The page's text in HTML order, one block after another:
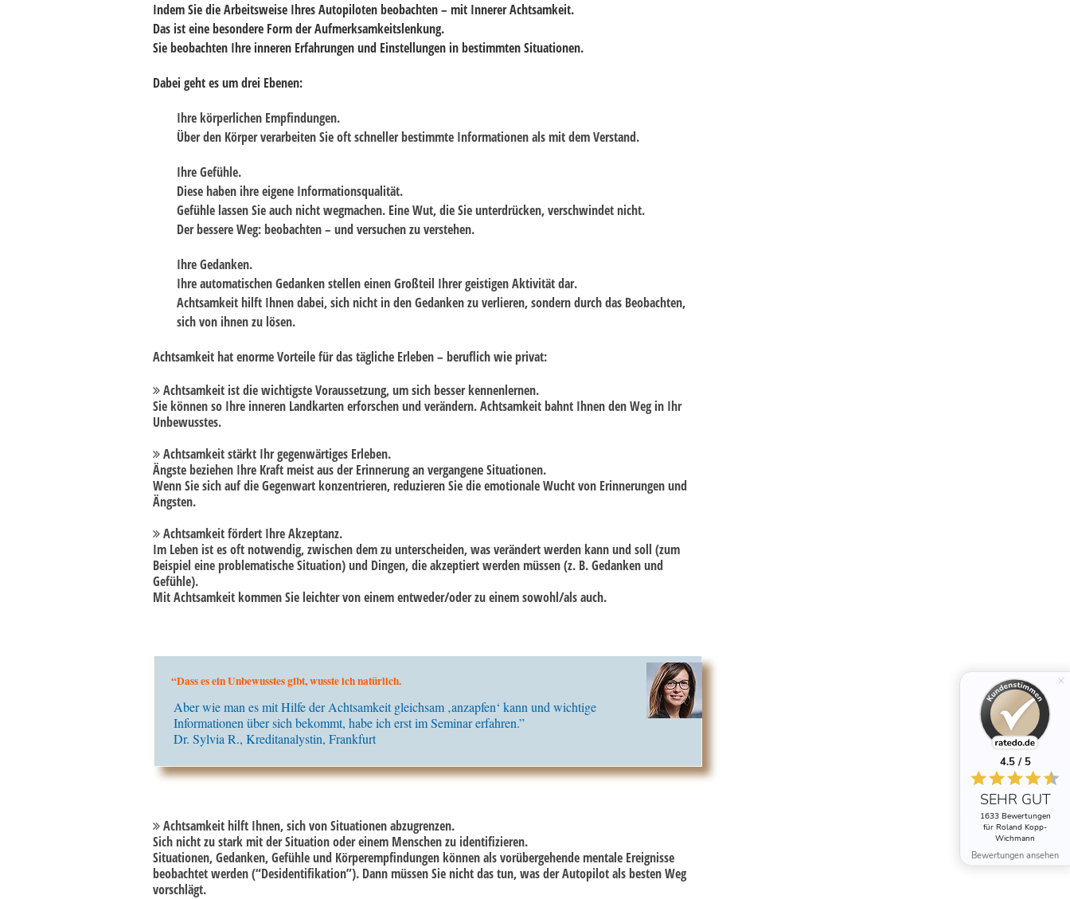
Indem Sie die Arbeitsweise Ihres Autopiloten beobachten – mit InnererAchtsamkeit.
Das ist eine besondere Form der Aufmerksamkeitslenkung.
Sie beobachten Ihre inneren Erfahrungen und Einstellungen in bestimmten Situationen.
Dabei geht es um drei Ebenen:
Ihre körperlichen Empfindungen.
Über den Körper verarbeiten Sie oft schneller bestimmte Informationen als mit dem Verstand.
Ihre Gefühle.
Diese haben ihre eigene Informationsqualität.
Gefühle lassen Sie auch nicht wegmachen. Eine Wut, die Sie unterdrücken, verschwindet nicht.
Der bessere Weg: beobachten – und versuchen zu verstehen.
Ihre Gedanken.
Ihre automatischen Gedanken stellen einen Großteil Ihrer geistigen Aktivität dar.
Achtsamkeit hilft Ihnen dabei, sich nicht in den Gedanken zu verlieren, sondern durch das Beobachten,
sich von ihnen zu lösen.
Achtsamkeit hat enorme Vorteile für das tägliche Erleben – beruflich wie privat:
Achtsamkeit ist die wichtigste Voraussetzung, um sich besser kennenlernen.
Sie können so Ihre inneren Landkarten erforschen und verändern. Achtsamkeit bahnt Ihnen den Weg in Ihr
Unbewusstes.
Achtsamkeit stärkt Ihr gegenwärtiges Erleben.
Ängste beziehen Ihre Kraft meist aus der Erinnerung an vergangene Situationen.
Wenn Sie sich auf die Gegenwart konzentrieren, reduzieren Sie die emotionale Wucht von Erinnerungen und
Ängsten.
Achtsamkeit fördert Ihre Akzeptanz.
Im Leben ist es oft notwendig, zwischen dem zu unterscheiden, was verändert werden kann und soll (zum
Beispiel eine problematische Situation) und Dingen, die akzeptiert werden müssen (z. B. Gedanken und
Gefühle).
Mit Achtsamkeit kommen Sie leichter von einem entweder/oder zu einem sowohl/als auch.
“Dass es ein Unbewusstes gibt, wusste ich natürlich.
Aber wie man es mit Hilfe der Achtsamkeit gleichsam ‚anzapfen‘ kann und wichtige
Informationen über sich bekommt, habe ich erst im Seminar erfahren.”
Dr. Sylvia R., Kreditanalystin, Frankfurt
Achtsamkeit hilft Ihnen, sich von Situationen abzugrenzen.
Sich nicht zu stark mit der Situation oder einem Menschen zu identifizieren.
Situationen, Gedanken, Gefühle und Körperempfindungen können als vorübergehende mentale Ereignisse
beobachtet werden (“Desidentifikation”). Dann müssen Sie nicht das tun, was der Autopilot als besten Weg
vorschlägt.
4.5 / 5
SEHR GUT
1633 Bewertungen
für Roland Kopp-
Wichmann
Bewertungen ansehen